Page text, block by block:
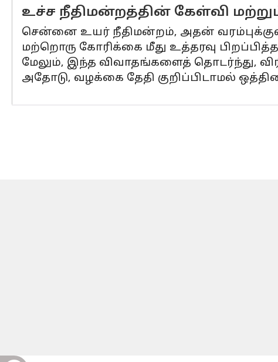
உச்ச நீதிமன்றத்தின் கேள்வி
சென்னை உயர் நீதிமன்றம், அதன்
மற்றொரு கோரிக்கை மீது உத்தரவு
மேலும், இந்த விவாதங்களைத் தொடர்ந்து,
அதோடு, வழக்கை தேதி குறிப்பிடாமல்